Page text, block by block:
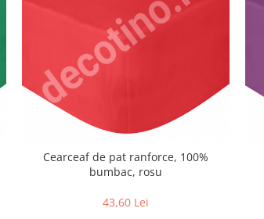
Cearceaf de pat ranforce, 100%
bumbac, rosu
43,60 Lei